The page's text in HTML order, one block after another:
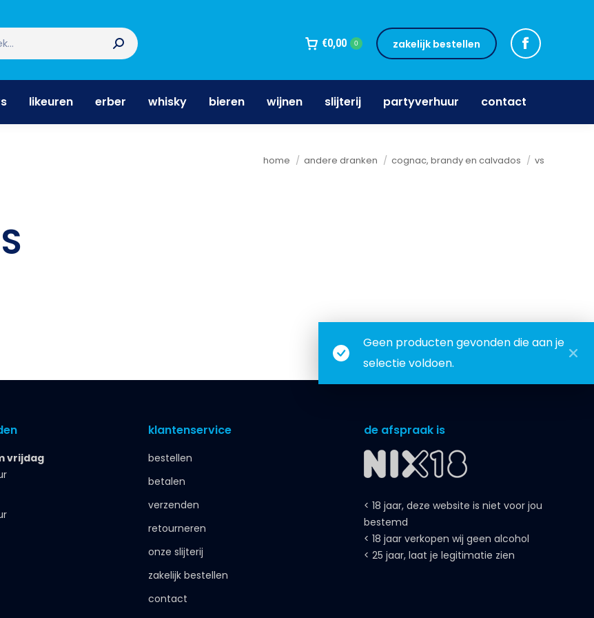
€0,00 0 zakelijk bestellen
likeuren erber whisky bieren wijnen slijterij partyverhuur contact
Je bent hier:
home andere dranken cognac, brandy en calvados vs
Geen producten gevonden die aan je
selectie voldoen.
vrijdag
klantenservice
bestellen
betalen
verzenden
retourneren
onze slijterij
zakelijk bestellen
contact
de afspraak is
< 18 jaar, deze website is niet voor jou
bestemd
< 18 jaar verkopen wij geen alcohol
< 25 jaar, laat je legitimatie zien